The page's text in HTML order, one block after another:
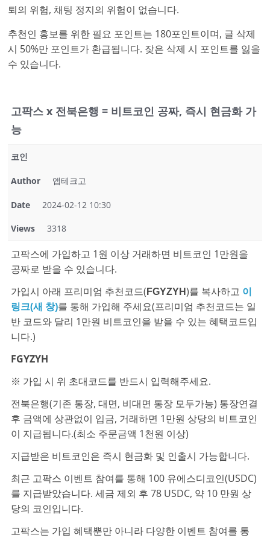
퇴의 위험, 채팅 정지의 위험이 없습니다.
추천인 홍보를 위한 필요 포인트는 180포인트이며, 글 삭제
시 50%만 포인트가 환급됩니다. 잦은 삭제 시 포인트를 잃을
수 있습니다.
고팍스 x 전북은행 = 비트코인 공짜, 즉시 현금화 가
능
코인
Author 앱테크고
Date 2024-02-12 10:30
Views 3318
고팍스에 가입하고 1원 이상 거래하면 비트코인 1만원을
공짜로 받을 수 있습니다.
가입시 아래 프리미엄 추천코드( FGYZYH)를 복사하고 이
링크(새 창)를 통해 가입해 주세요(프리미엄 추천코드는 일
반 코드와 달리 1만원 비트코인을 받을 수 있는 혜택코드입
니다.)
FGYZYH
※ 가입 시 위 초대코드를 반드시 입력해주세요.
전북은행(기존 통장, 대면, 비대면 통장 모두가능) 통장연결
후 금액에 상관없이 입금, 거래하면 1만원 상당의 비트코인
이 지급됩니다.(최소 주문금액 1천원 이상)
지급받은 비트코인은 즉시 현금화 및 인출시 가능합니다.
최근 고팍스 이벤트 참여를 통해 100 유에스디코인(USDC)
를 지급받았습니다. 세금 제외 후 78 USDC, 약 10 만원 상
당의 코인입니다.
고팍스는 가입 혜택뿐만 아니라 다양한 이벤트 참여를 통